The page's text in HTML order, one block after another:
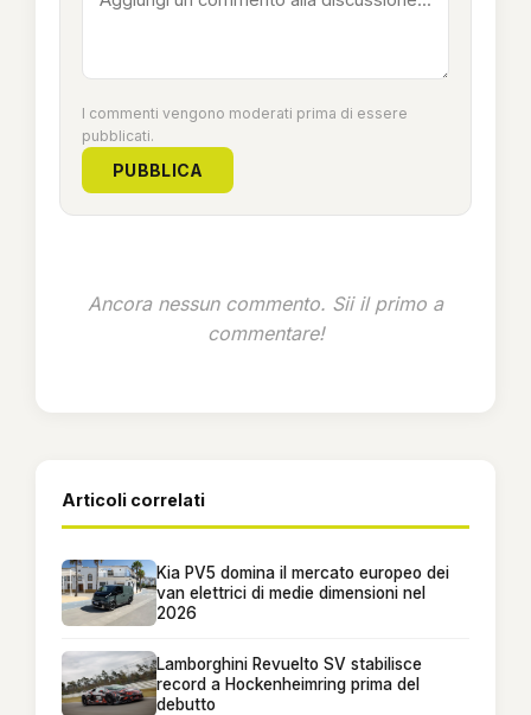
I commenti vengono moderati prima di essere
pubblicati.
PUBBLICA
Ancora nessun commento. Sii il primo a
commentare!
Articoli correlati
Kia PV5 domina il mercato europeo dei
van elettrici di medie dimensioni nel
2026
Lamborghini Revuelto SV stabilisce
record a Hockenheimring prima del
debutto